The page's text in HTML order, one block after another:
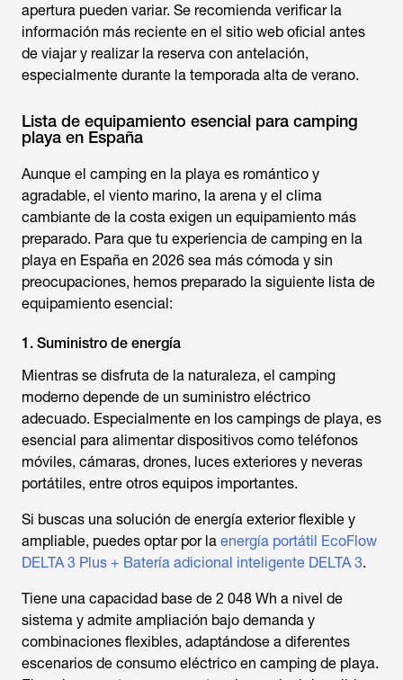
apertura pueden variar. Se recomienda verificar la
información más reciente en el sitio web oficial antes
de viajar y realizar la reserva con antelación,
especialmente durante la temporada alta de verano.
Lista de equipamiento esencial para camping
playa en España
Aunque el camping en la playa es romántico y
agradable, el viento marino, la arena y el clima
cambiante de la costa exigen un equipamiento más
preparado. Para que tu experiencia de camping en la
playa en España en 2026 sea más cómoda y sin
preocupaciones, hemos preparado la siguiente lista de
equipamiento esencial:
1. Suministro de energía
Mientras se disfruta de la naturaleza, el camping
moderno depende de un suministro eléctrico
adecuado. Especialmente en los campings de playa, es
esencial para alimentar dispositivos como teléfonos
móviles, cámaras, drones, luces exteriores y neveras
portátiles, entre otros equipos importantes.
Si buscas una solución de energía exterior flexible y
ampliable, puedes optar por la energía portátil EcoFlow
DELTA 3 Plus + Batería adicional inteligente DELTA 3.
Tiene una capacidad base de 2 048 Wh a nivel de
sistema y admite ampliación bajo demanda y
combinaciones flexibles, adaptándose a diferentes
escenarios de consumo eléctrico en camping de playa.